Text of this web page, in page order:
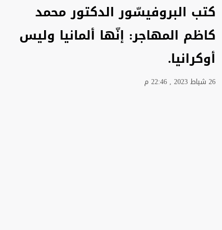
كتب البروفيسّور الدكتور محمد
كاظم المهاجر: إنّها ألمانيا وليس
أوكرانيا.
26 شباط 2023 , 22:46 م